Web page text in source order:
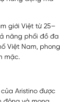
giới Việt từ 25–
năng phối đồ đa
Việt Nam, phong
mặc.
Aristino được